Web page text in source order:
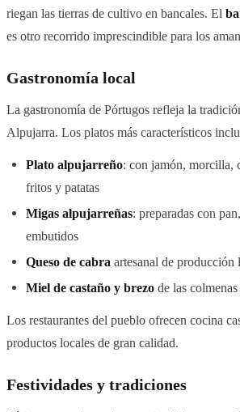
riegan las tierras de cultivo en bancales. El
es otro recorrido imprescindible para los
Gastronomía local
La gastronomía de Pórtugos refleja la
Alpujarra. Los platos más característicos
Plato alpujarreño: con jamón, morcilla,
fritos y patatas
Migas alpujarreñas: preparadas con
embutidos
Queso de cabra artesanal de producción
Miel de castaño y brezo de las
Los restaurantes del pueblo ofrecen cocina
productos locales de gran calidad.
Festividades y tradiciones